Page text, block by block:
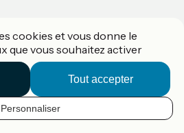
France Vélo Tourisme
cookies et vous donne le
que vous souhaitez activer
Tout accepter
Personnaliser